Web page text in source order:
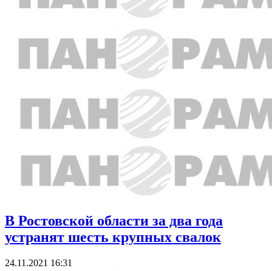
В Ростовской области за два года
устранят шесть крупных свалок
24.11.2021 16:31